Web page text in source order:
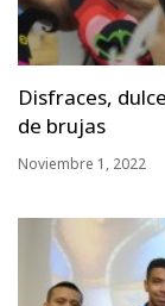
Disfraces,
de brujas
Noviembre 1, 2022